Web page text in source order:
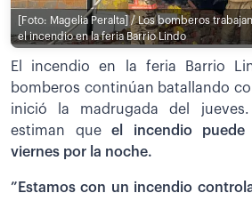
[Foto: Magelia Peralta] / Los bomberos
el incendio en la feria Barrio Lindo
El incendio en la feria Barrio
bomberos continúan batallando
inició la madrugada del
estiman queel incendio
viernes por la noche.
”Estamos con un incendio